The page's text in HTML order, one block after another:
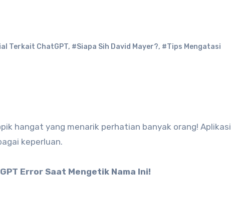
Terkait ChatGPT, #Siapa Sih David Mayer?, #Tips Mengatasi
hangat yang menarik perhatian banyak orang! Aplikasi
keperluan.